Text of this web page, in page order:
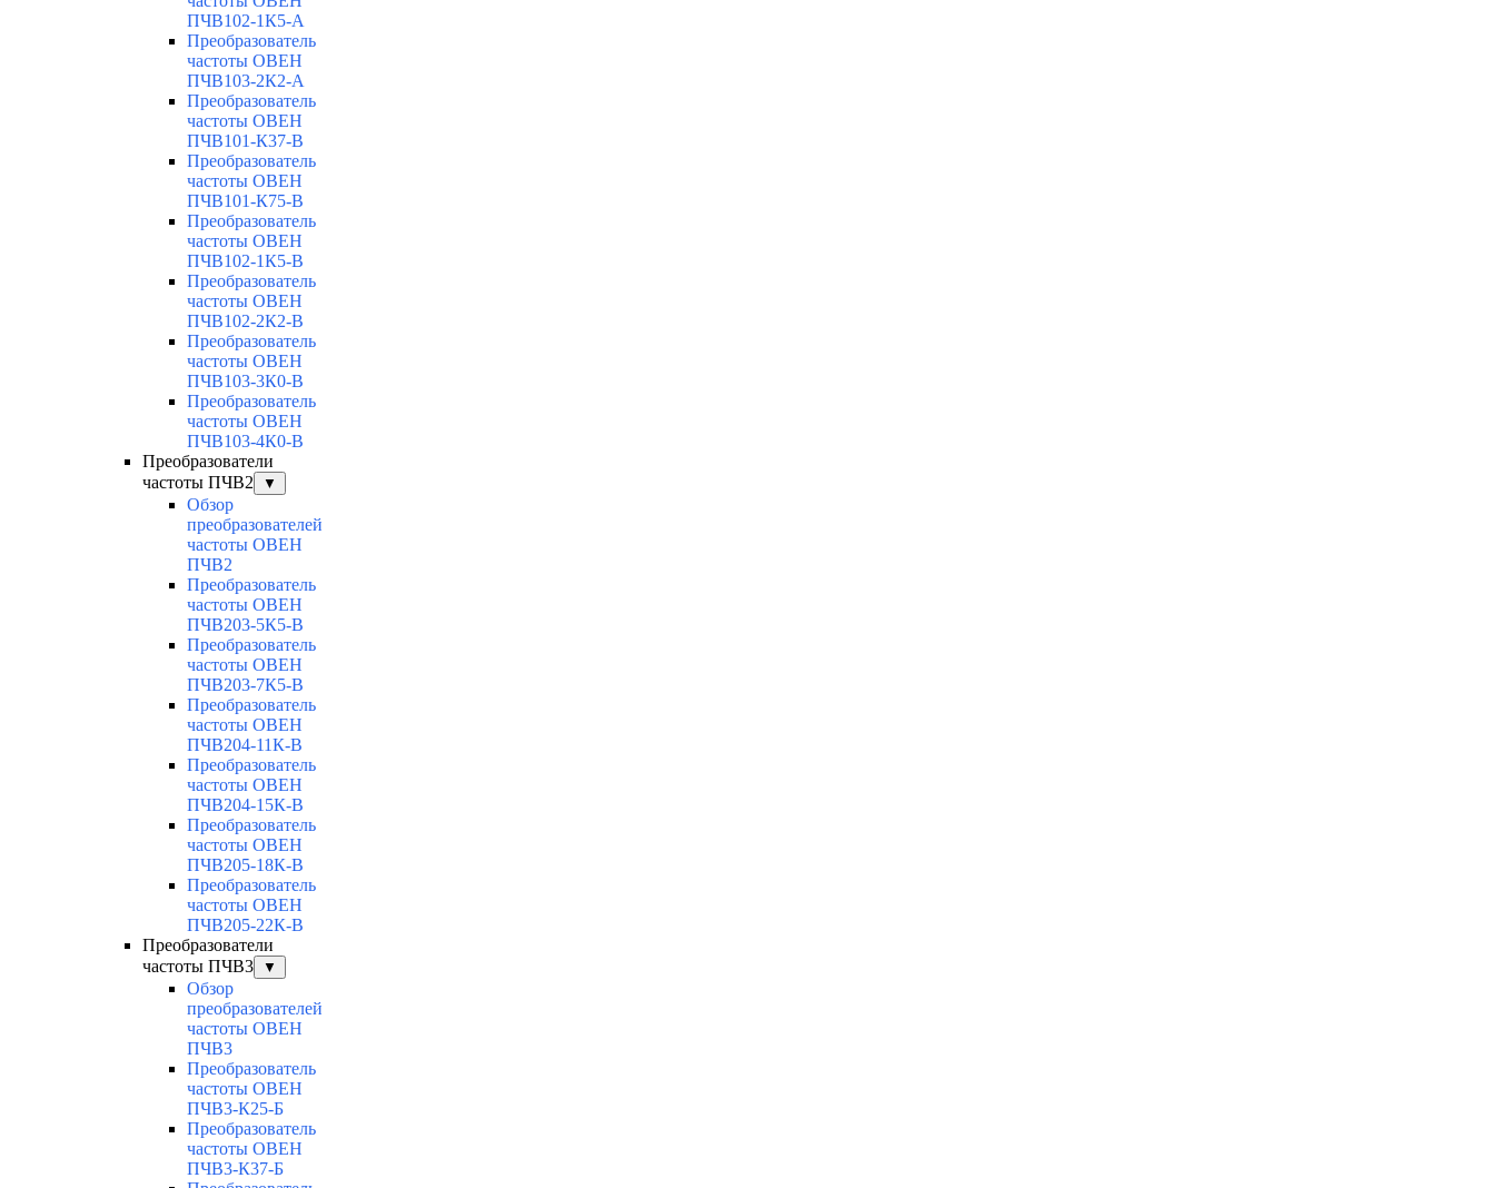
ПЧВ102-1К5-А
Преобразователь
частоты ОВЕН
ПЧВ103-2К2-А
Преобразователь
частоты ОВЕН
ПЧВ101-К37-В
Преобразователь
частоты ОВЕН
ПЧВ101-К75-В
Преобразователь
частоты ОВЕН
ПЧВ102-1К5-В
Преобразователь
частоты ОВЕН
ПЧВ102-2К2-В
Преобразователь
частоты ОВЕН
ПЧВ103-3К0-В
Преобразователь
частоты ОВЕН
ПЧВ103-4К0-В
Преобразователи
частоты ПЧВ2
▼
Обзор
преобразователей
частоты ОВЕН
ПЧВ2
Преобразователь
частоты ОВЕН
ПЧВ203-5К5-В
Преобразователь
частоты ОВЕН
ПЧВ203-7К5-В
Преобразователь
частоты ОВЕН
ПЧВ204-11К-В
Преобразователь
частоты ОВЕН
ПЧВ204-15К-В
Преобразователь
частоты ОВЕН
ПЧВ205-18К-В
Преобразователь
частоты ОВЕН
ПЧВ205-22К-В
Преобразователи
частоты ПЧВ3
▼
Обзор
преобразователей
частоты ОВЕН
ПЧВ3
Преобразователь
частоты ОВЕН
ПЧВ3-К25-Б
Преобразователь
частоты ОВЕН
ПЧВ3-К37-Б